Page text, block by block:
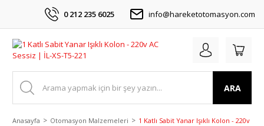
0 212 235 6025 info@hareketotomasyon.com
ARA
Anasayfa Otomasyon Malzemeleri 1 Katlı Sabit Yanar Işıklı Kolon - 220v